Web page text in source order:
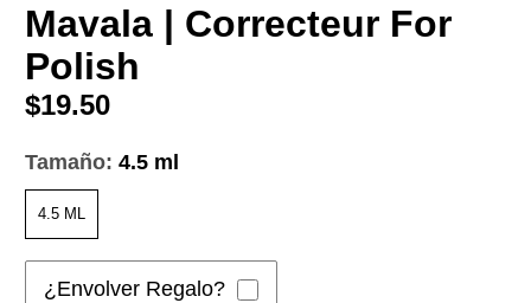
Mavala | Correcteur For
Polish
$19.50
Tamaño:4.5 ml
4.5 ML
¿Envolver Regalo?